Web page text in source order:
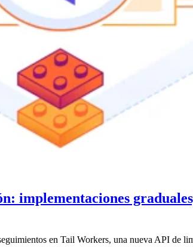
implementaciones
en Tail Workers, una nueva API